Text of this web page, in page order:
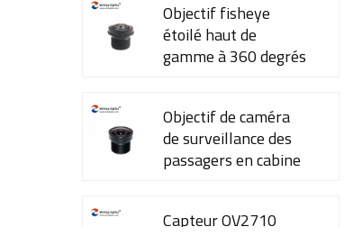
Objectif fisheye
étoilé haut de
gamme à 360 degrés
Objectif de caméra
de surveillance des
passagers en cabine
Capteur OV2710